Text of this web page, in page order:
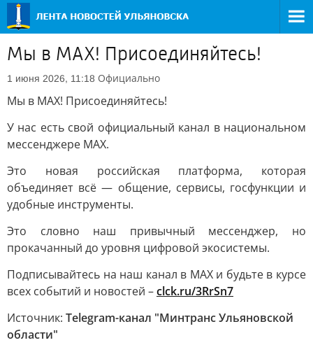
Мы в MAX! Присоединяйтесь!
1 июня 2026, 11:18 Официально
Мы в MAX! Присоединяйтесь!
У нас есть свой официальный канал в национальном
мессенджере MAX.
Это новая российская платформа, которая
объединяет всё — общение, сервисы, госфункции и
удобные инструменты.
Это словно наш привычный мессенджер, но
прокачанный до уровня цифровой экосистемы.
Подписывайтесь на наш канал в MAX и будьте в курсе
всех событий и новостей –clck.ru/3RrSn7
Источник: Telegram-канал "Минтранс Ульяновской
области"